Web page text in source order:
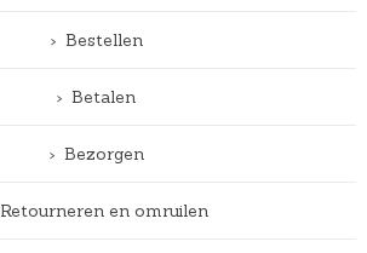
Bestellen
Betalen
Bezorgen
Retourneren en omruilen